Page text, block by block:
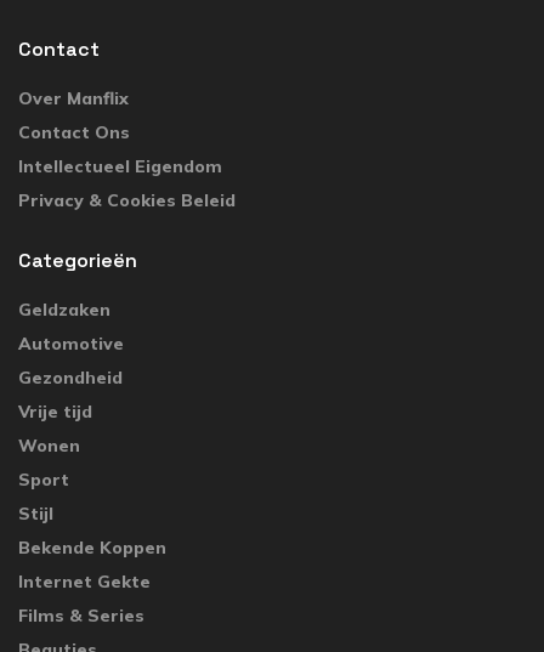
Contact
Over Manflix
Contact Ons
Intellectueel Eigendom
Privacy & Cookies Beleid
Categorieën
Geldzaken
Automotive
Gezondheid
Vrije tijd
Wonen
Sport
Stijl
Bekende Koppen
Internet Gekte
Films & Series